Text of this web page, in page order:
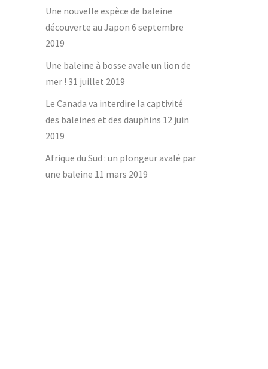
Une nouvelle espèce de baleine
découverte au Japon 6 septembre
2019
Une baleine à bosse avale un lion de
mer ! 31 juillet 2019
Le Canada va interdire la captivité
des baleines et des dauphins 12 juin
2019
Afrique du Sud : un plongeur avalé par
une baleine 11 mars 2019